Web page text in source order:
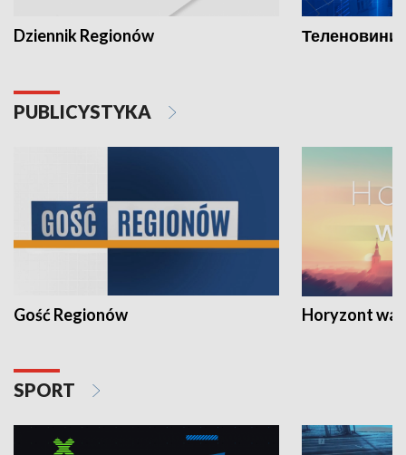
Dziennik Regionów Теленовини
PUBLICYSTYKA
Gość Regionów Horyzont
SPORT